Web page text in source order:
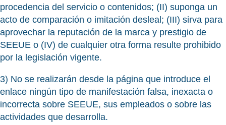
procedencia del servicio o contenidos; (II) suponga un
acto de comparación o imitación desleal; (III) sirva para
aprovechar la reputación de la marca y prestigio de
SEEUE o (IV) de cualquier otra forma resulte prohibido
por la legislación vigente.
3) No se realizarán desde la página que introduce el
enlace ningún tipo de manifestación falsa, inexacta o
incorrecta sobre SEEUE, sus empleados o sobre las
actividades que desarrolla.